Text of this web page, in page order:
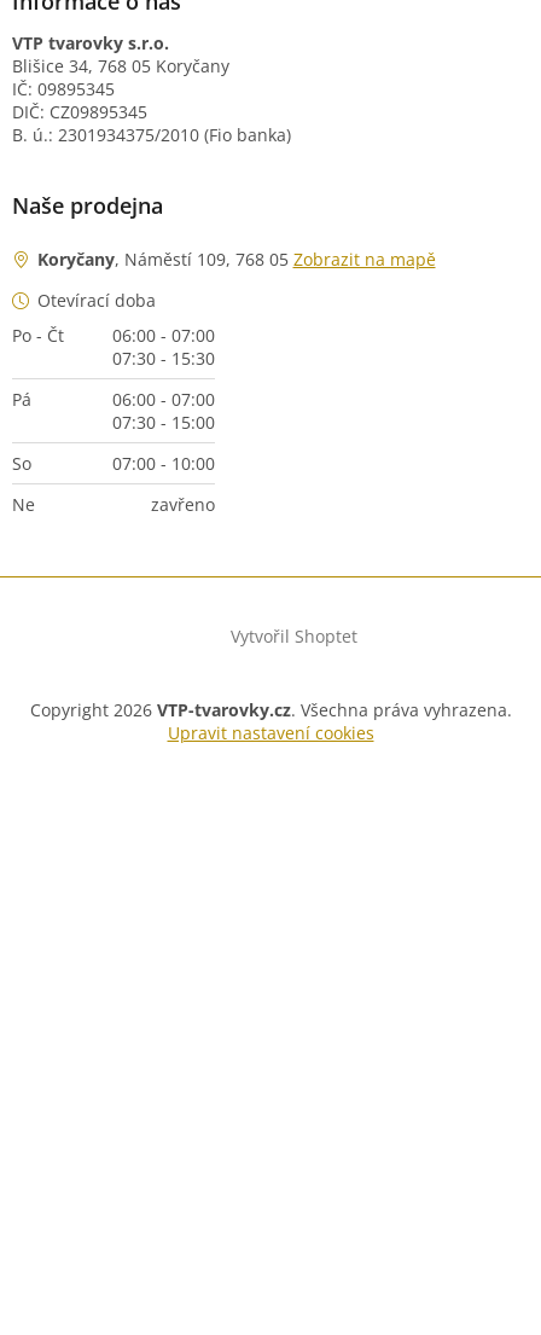
VTP tvarovky s.r.o.
Blišice 34, 768 05 Koryčany
IČ: 09895345
DIČ: CZ09895345
B. ú.: 2301934375/2010 (Fio banka)
Naše prodejna
Koryčany, Náměstí 109, 768 05 Zobrazit na mapě
Otevírací doba
Po - Čt
06:00 - 07:00
07:30 - 15:30
Pá
06:00 - 07:00
07:30 - 15:00
So
07:00 - 10:00
Ne
zavřeno
Vytvořil Shoptet
Copyright 2026 VTP-tvarovky.cz. Všechna práva vyhrazena.
Upravit nastavení cookies